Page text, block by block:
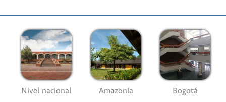
Nivel nacional Amazonía Bogotá